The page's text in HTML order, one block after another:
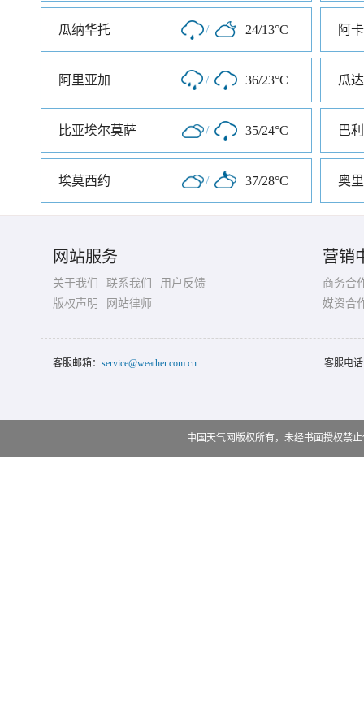
瓜纳华托 / 24/13°C 阿
阿里亚加 / 36/23°C 瓜
比亚埃尔莫萨 / 35/24°C 巴
埃莫西约 / 37/28°C 奥
网站服务
关于我们 联系我们
用户反馈
版权声明
网站律师
营销
商务合
媒资合
客服邮箱： service@weather.com.cn 客服电
中国天气网版权所有，未经书面授权